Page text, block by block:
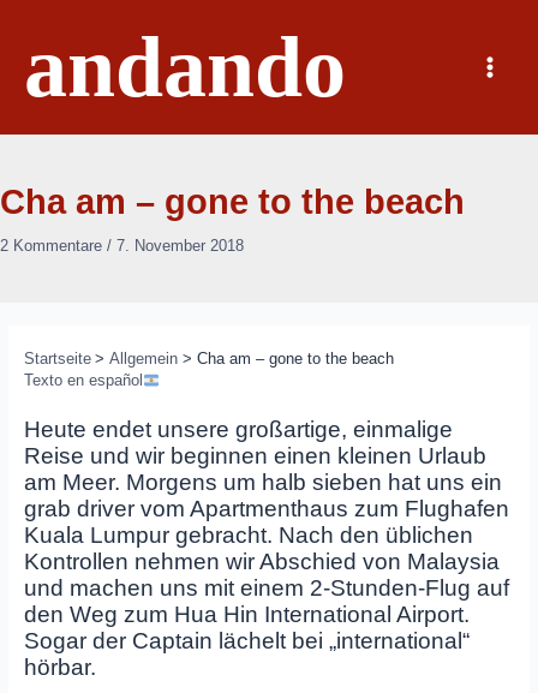
springenandando
Main
Menu
Cha am – gone to the beach
2 Kommentare / 7. November 2018
Startseite Allgemein
Cha am – gone to the beach
Texto en español
Heute endet unsere großartige, einmalige
Reise und wir beginnen einen kleinen Urlaub
am Meer. Morgens um halb sieben hat uns ein
grab driver vom Apartmenthaus zum Flughafen
Kuala Lumpur gebracht. Nach den üblichen
Kontrollen nehmen wir Abschied von Malaysia
und machen uns mit einem 2-Stunden-Flug auf
den Weg zum Hua Hin International Airport.
Sogar der Captain lächelt bei „international“
hörbar.